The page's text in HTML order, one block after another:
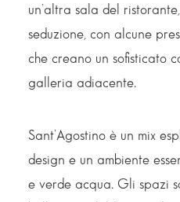
un’altra sala del
seduzione, con alcune
che creano un sofisticato
galleria adiacente.
Sant’Agostino è un mix
design e un ambiente
e verde acqua. Gli spazi